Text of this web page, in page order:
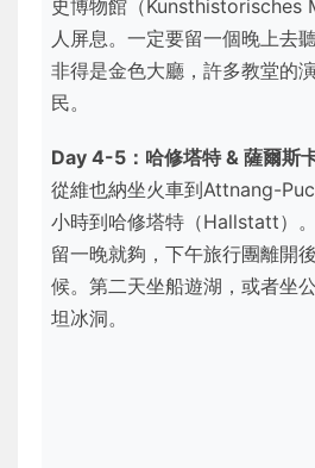
史博物館（Kunsthistorisches
人屏息。一定要留一個晚上去
非得是金色大廳，許多教堂的
民。
Day 4-5：哈修塔特 & 薩爾斯
從維也納坐火車到Attnang-
小時到哈修塔特（Hallstatt）
留一晚就夠，下午旅行團離開
候。第二天坐船遊湖，或者坐
坦冰洞。